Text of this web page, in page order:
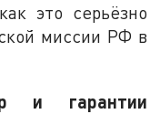
это серьёзно
миссии РФ в
и гарантии